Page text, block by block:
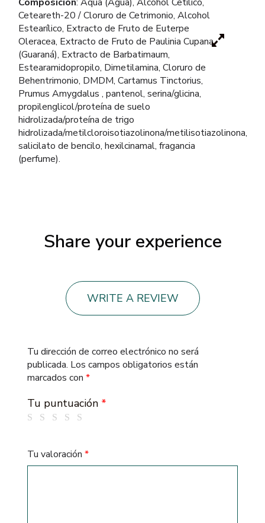
Ceteareth-20 / Cloruro de Cetrimonio, Alcohol
Estearílico, Extracto de Fruto de Euterpe
Oleracea, Extracto de Fruto de Paulinia Cupana
(Guaraná), Extracto de Barbatimaum,
Estearamidopropilo, Dimetilamina, Cloruro de
Behentrimonio, DMDM, Cartamus Tinctorius,
Prumus Amygdalus , pantenol, serina/glicina,
propilenglicol/proteína de suelo
hidrolizada/proteína de trigo
hidrolizada/metilcloroisotiazolinona/metilisotiazolinona,
salicilato de bencilo, hexilcinamal, fragancia
(perfume).
Share your experience
WRITE A REVIEW
Tu dirección de correo electrónico no será
publicada. Los campos obligatorios están
marcados con *
Tu puntuación *
Tu valoración *